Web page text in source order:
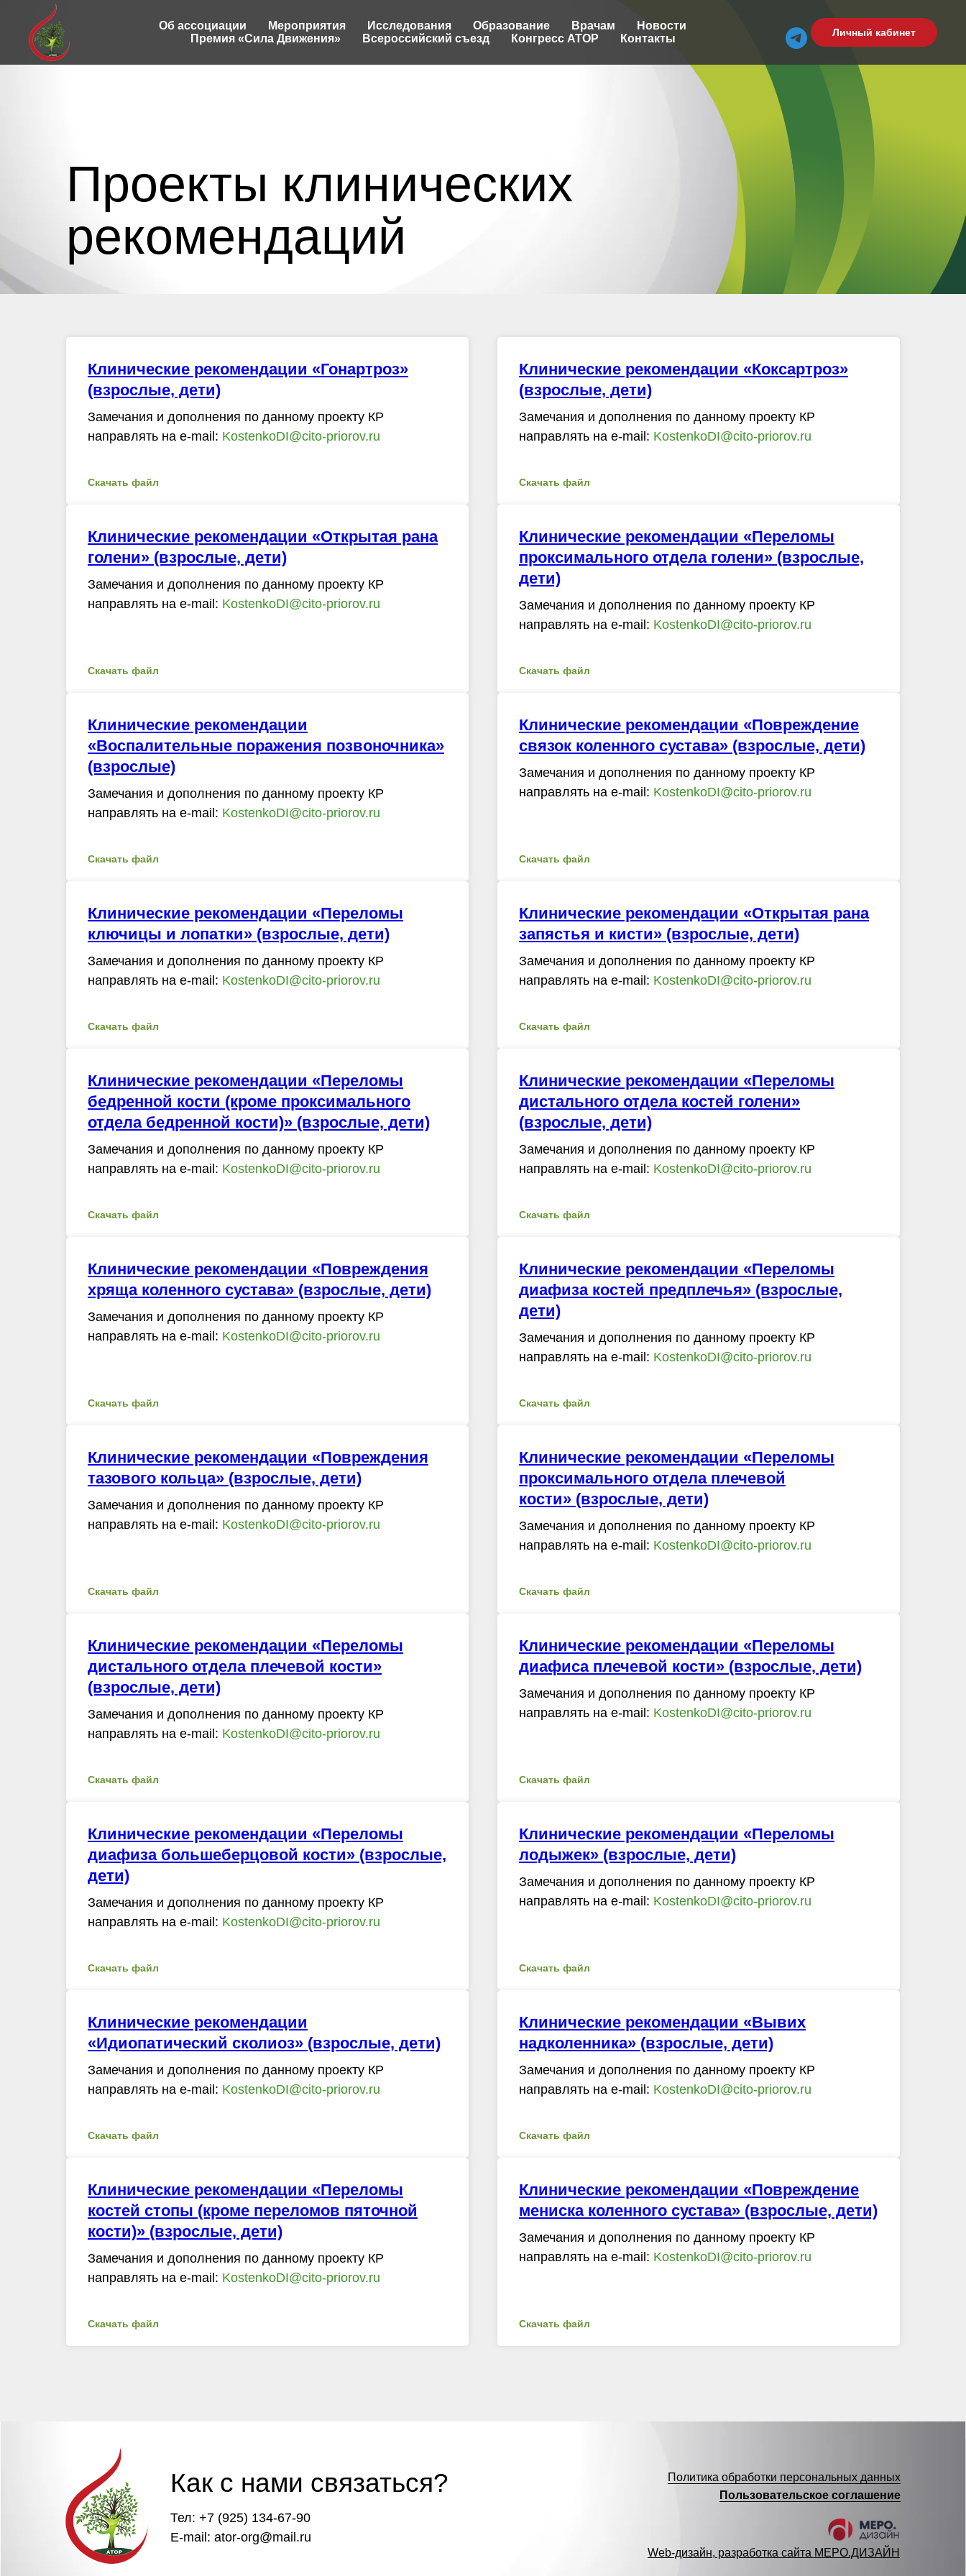
Об ассоциации Мероприятия Исследования Образование Врачам
Новости
Премия «Сила Движения»
Всероссийский съезд Конгресс АТОР Контакты
Личный кабинет
Проекты клинических
рекомендаций
Клинические рекомендации «Гонартроз»
(взрослые, дети)
Замечания и дополнения по данному проекту КР
направлять на e-mail: KostenkoDI@cito-priorov.ru
Скачать файл
Клинические рекомендации «Коксартроз»
(взрослые, дети)
Замечания и дополнения по данному проекту КР
направлять на e-mail: KostenkoDI@cito-priorov.ru
Скачать файл
Клинические рекомендации «Открытая рана
голени» (взрослые, дети)
Замечания и дополнения по данному проекту КР
направлять на e-mail: KostenkoDI@cito-priorov.ru
Скачать файл
Клинические рекомендации «Переломы
проксимального отдела голени» (взрослые,
дети)
Замечания и дополнения по данному проекту КР
направлять на e-mail: KostenkoDI@cito-priorov.ru
Скачать файл
Клинические рекомендации
«Воспалительные поражения позвоночника»
(взрослые)
Замечания и дополнения по данному проекту КР
направлять на e-mail: KostenkoDI@cito-priorov.ru
Скачать файл
Клинические рекомендации «Повреждение
связок коленного сустава» (взрослые, дети)
Замечания и дополнения по данному проекту КР
направлять на e-mail: KostenkoDI@cito-priorov.ru
Скачать файл
Клинические рекомендации «Переломы
ключицы и лопатки» (взрослые, дети)
Замечания и дополнения по данному проекту КР
направлять на e-mail: KostenkoDI@cito-priorov.ru
Скачать файл
Клинические рекомендации «Открытая рана
запястья и кисти» (взрослые, дети)
Замечания и дополнения по данному проекту КР
направлять на e-mail: KostenkoDI@cito-priorov.ru
Скачать файл
Клинические рекомендации «Переломы
бедренной кости (кроме проксимального
отдела бедренной кости)» (взрослые, дети)
Замечания и дополнения по данному проекту КР
направлять на e-mail: KostenkoDI@cito-priorov.ru
Скачать файл
Клинические рекомендации «Переломы
дистального отдела костей голени»
(взрослые, дети)
Замечания и дополнения по данному проекту КР
направлять на e-mail: KostenkoDI@cito-priorov.ru
Скачать файл
Клинические рекомендации «Повреждения
хряща коленного сустава» (взрослые, дети)
Замечания и дополнения по данному проекту КР
направлять на e-mail: KostenkoDI@cito-priorov.ru
Скачать файл
Клинические рекомендации «Переломы
диафиза костей предплечья» (взрослые,
дети)
Замечания и дополнения по данному проекту КР
направлять на e-mail: KostenkoDI@cito-priorov.ru
Скачать файл
Клинические рекомендации «Повреждения
тазового кольца» (взрослые, дети)
Замечания и дополнения по данному проекту КР
направлять на e-mail: KostenkoDI@cito-priorov.ru
Скачать файл
Клинические рекомендации «Переломы
проксимального отдела плечевой
кости» (взрослые, дети)
Замечания и дополнения по данному проекту КР
направлять на e-mail: KostenkoDI@cito-priorov.ru
Скачать файл
Клинические рекомендации «Переломы
дистального отдела плечевой кости»
(взрослые, дети)
Замечания и дополнения по данному проекту КР
направлять на e-mail: KostenkoDI@cito-priorov.ru
Скачать файл
Клинические рекомендации «Переломы
диафиса плечевой кости» (взрослые, дети)
Замечания и дополнения по данному проекту КР
направлять на e-mail: KostenkoDI@cito-priorov.ru
Скачать файл
Клинические рекомендации «Переломы
диафиза большеберцовой кости» (взрослые,
дети)
Замечания и дополнения по данному проекту КР
направлять на e-mail: KostenkoDI@cito-priorov.ru
Скачать файл
Клинические рекомендации «Переломы
лодыжек» (взрослые, дети)
Замечания и дополнения по данному проекту КР
направлять на e-mail: KostenkoDI@cito-priorov.ru
Скачать файл
Клинические рекомендации
«Идиопатический сколиоз» (взрослые, дети)
Замечания и дополнения по данному проекту КР
направлять на e-mail: KostenkoDI@cito-priorov.ru
Скачать файл
Клинические рекомендации «Вывих
надколенника» (взрослые, дети)
Замечания и дополнения по данному проекту КР
направлять на e-mail: KostenkoDI@cito-priorov.ru
Скачать файл
Клинические рекомендации «Переломы
костей стопы (кроме переломов пяточной
кости)» (взрослые, дети)
Замечания и дополнения по данному проекту КР
направлять на e-mail: KostenkoDI@cito-priorov.ru
Скачать файл
Клинические рекомендации «Повреждение
мениска коленного сустава» (взрослые, дети)
Замечания и дополнения по данному проекту КР
направлять на e-mail: KostenkoDI@cito-priorov.ru
Скачать файл
Web-дизайн, разработка сайта МЕРО.ДИЗАЙН
Тел: +7 (925) 134-67-90
E-mail: ator-org@mail.ru
Как с нами связаться? Пользовательское соглашение
Политика обработки персональных данных